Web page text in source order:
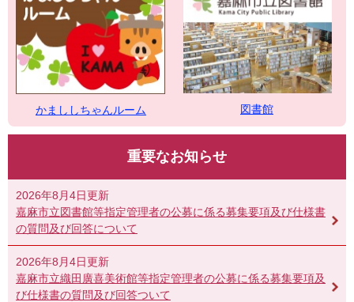
かまししちゃんルーム 図書館
重要なお知らせ
2026年8月4日更新
嘉麻市立図書館等指定管理者の公募に係る募集要項及び仕様書
の質問及び回答について
2026年8月4日更新
嘉麻市立織田廣喜美術館等指定管理者の公募に係る募集要項及
び仕様書の質問及び回答ついて